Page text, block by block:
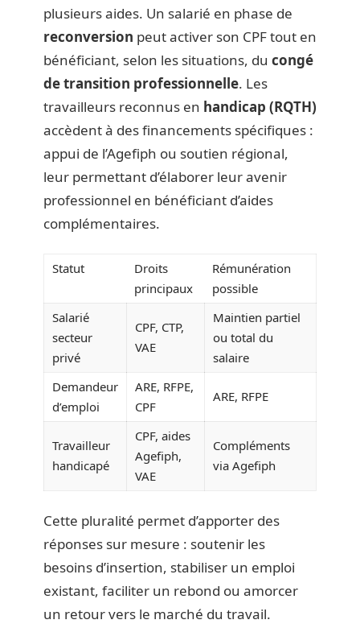
plusieurs aides. Un salarié en phase de
reconversion peut activer son CPF tout en
bénéficiant, selon les situations, du congé
de transition professionnelle. Les
travailleurs reconnus en handicap (RQTH)
accèdent à des financements spécifiques :
appui de l’Agefiph ou soutien régional,
leur permettant d’élaborer leur avenir
professionnel en bénéficiant d’aides
complémentaires.
Statut
Droits
principaux
Rémunération
possible
Salarié
secteur
privé
CPF, CTP,
VAE
Maintien partiel
ou total du
salaire
Demandeur
d’emploi
ARE, RFPE,
CPF
ARE, RFPE
Travailleur
handicapé
CPF, aides
Agefiph,
VAE
Compléments
via Agefiph
Cette pluralité permet d’apporter des
réponses sur mesure : soutenir les
besoins d’insertion, stabiliser un emploi
existant, faciliter un rebond ou amorcer
un retour vers le marché du travail.